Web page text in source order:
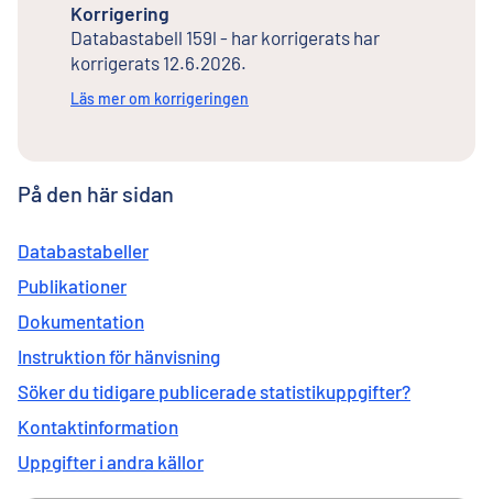
Korrigering
Databastabell 159l - har korrigerats har
korrigerats 12.6.2026.
Läs mer om korrigeringen
På den här sidan
Databastabeller
Publikationer
Dokumentation
Instruktion för hänvisning
Söker du tidigare publicerade statistikuppgifter?
Kontaktinformation
Uppgifter i andra källor